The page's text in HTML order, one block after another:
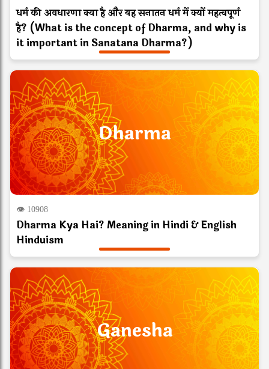
धर्म की अवधारणा क्या है और यह सनातन धर्म में क्यों महत्वपूर्ण
है? (What is the concept of Dharma, and why is
it important in Sanatana Dharma?)
Dharma
👁 10908
Dharma Kya Hai? Meaning in Hindi & English
Hinduism
Ganesha